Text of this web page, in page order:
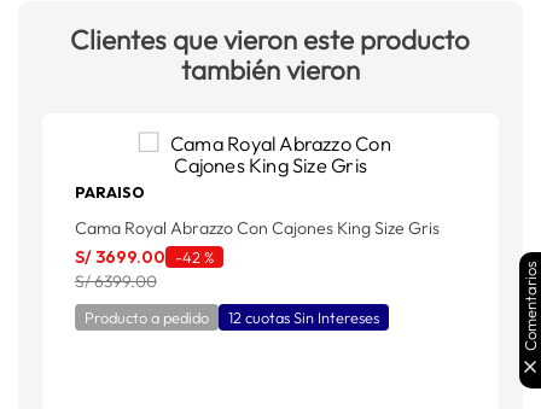
Clientes que vieron este producto
también vieron
PARAISO
Cama Royal Abrazzo Con Cajones King Size Gris
S/3699.00 -42 %
S/ 6399.00
Producto a pedido 12 cuotas Sin Intereses Comentarios